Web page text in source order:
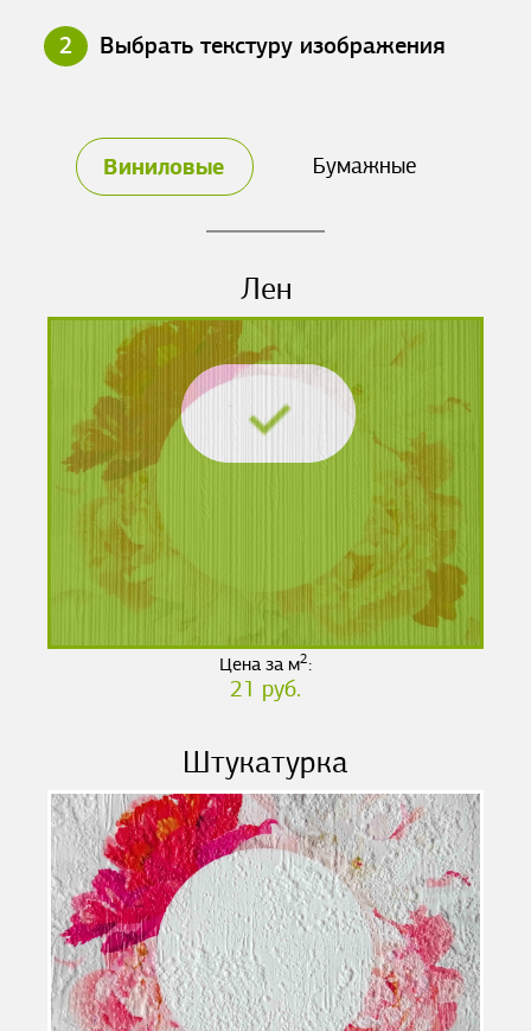
2 Выбрать текстуру изображения
Виниловые Бумажные
Лен
Цена за м2:
21 руб.
Штукатурка